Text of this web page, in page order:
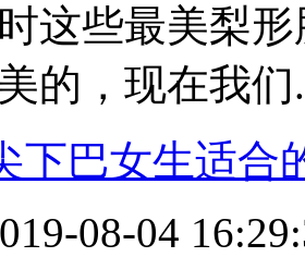
这些最美梨
的，现在我们
下巴女生适合
08-04